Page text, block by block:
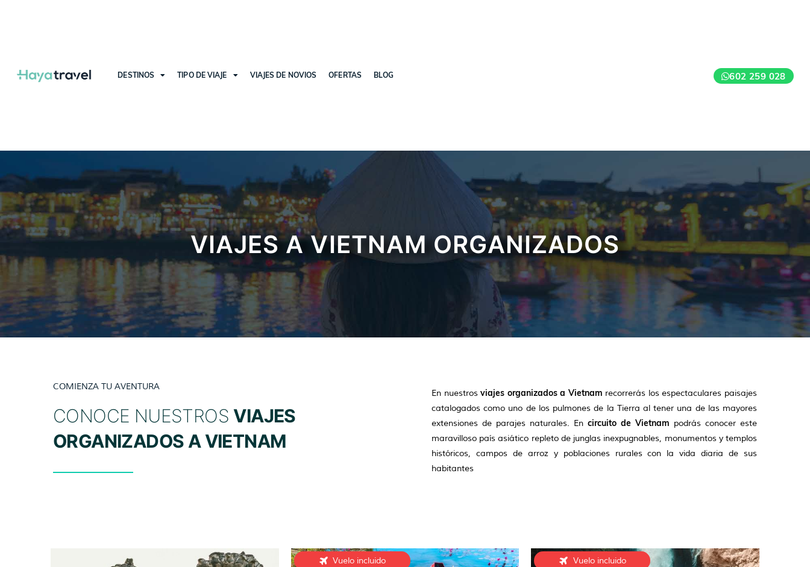
DESTINOS TIPO DE VIAJE VIAJES DE NOVIOS OFERTAS BLOG 602 259 028
VIAJES A VIETNAM ORGANIZADOS
COMIENZA TU AVENTURA
CONOCE NUESTROSVIAJES
ORGANIZADOS A VIETNAM
En nuestrosviajes organizados a Vietnam recorrerás los espectaculares paisajes
catalogados como uno de los pulmones de la Tierra al tener una de las mayores
extensiones de parajes naturales. En circuito de Vietnam podrás conocer este
maravilloso país asiático repleto de junglas inexpugnables, monumentos y templos
históricos, campos de arroz y poblaciones rurales con la vida diaria de sus
habitantes
Vuelo incluido Vuelo incluido